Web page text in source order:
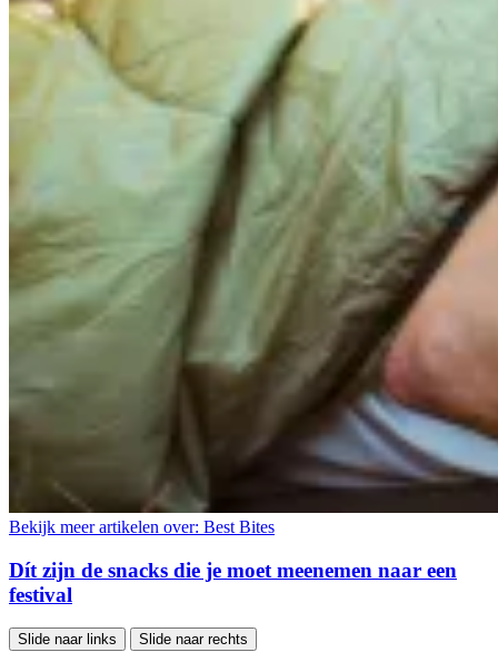
Bekijk meer artikelen over: Best Bites
Dít zijn de snacks die je moet meenemen naar een
festival
Slide naar links Slide naar rechts